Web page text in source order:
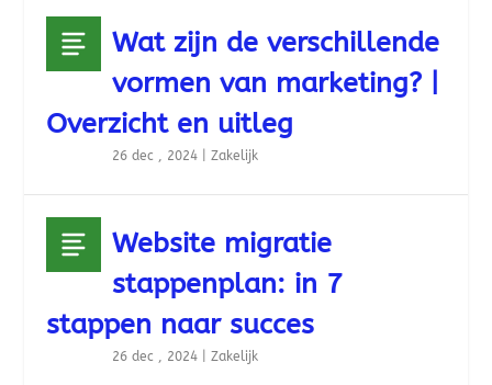
Wat zijn de verschillende
vormen van marketing? |
Overzicht en uitleg
26 dec , 2024 |Zakelijk
Website migratie
stappenplan: in 7
stappen naar succes
26 dec , 2024 |Zakelijk